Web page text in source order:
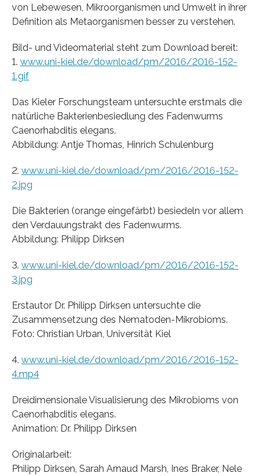
von Lebewesen, Mikroorganismen und Umwelt in ihrer
Definition als Metaorganismen besser zu verstehen.
Bild- und Videomaterial steht zum Download bereit:
1. www.uni-kiel.de/download/pm/2016/2016-152-
1.gif
Das Kieler Forschungsteam untersuchte erstmals die
natürliche Bakterienbesiedlung des Fadenwurms
Caenorhabditis elegans.
Abbildung: Antje Thomas, Hinrich Schulenburg
2. www.uni-kiel.de/download/pm/2016/2016-152-
2.jpg
Die Bakterien (orange eingefärbt) besiedeln vor allem
den Verdauungstrakt des Fadenwurms.
Abbildung: Philipp Dirksen
3. www.uni-kiel.de/download/pm/2016/2016-152-
3.jpg
Erstautor Dr. Philipp Dirksen untersuchte die
Zusammensetzung des Nematoden-Mikrobioms.
Foto: Christian Urban, Universität Kiel
4. www.uni-kiel.de/download/pm/2016/2016-152-
4.mp4
Dreidimensionale Visualisierung des Mikrobioms von
Caenorhabditis elegans.
Animation: Dr. Philipp Dirksen
Originalarbeit:
Philipp Dirksen, Sarah Arnaud Marsh, Ines Braker, Nele